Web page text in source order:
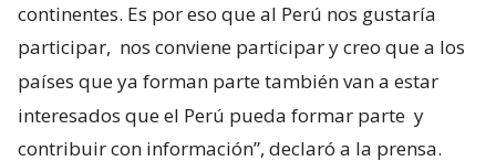
continentes. Es por eso que al Perú nos gustaría
participar, nos conviene participar y creo que a los
países que ya forman parte también van a estar
interesados que el Perú pueda formar parte y
contribuir con información”, declaró a la prensa.